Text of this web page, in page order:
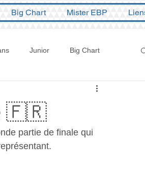
Big Chart Mister EBP
Junior Big Chart
Concours 2026
🇫🇷
partie de finale qui